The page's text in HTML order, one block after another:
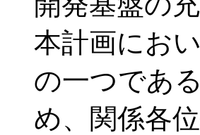
本計画にお
の一つであ
め、関係各